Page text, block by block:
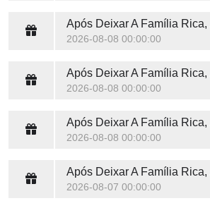
2026-08-08 00:00:00
2026-08-08 00:00:00
2026-08-08 00:00:00
2026-08-07 00:00:00